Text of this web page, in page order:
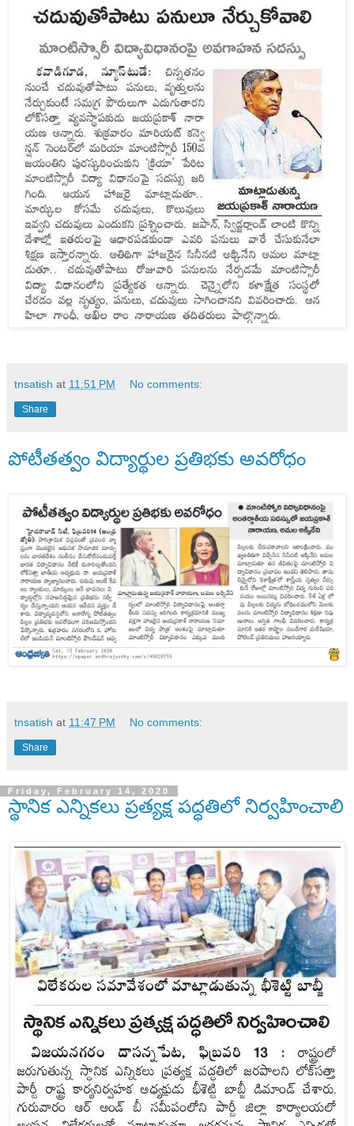
tnsatish at 11:51 PM No comments:
Share
పోటీతత్వం విద్యార్థుల ప్రతిభకు అవరోధం
tnsatish at 11:47 PM No comments:
Share
Friday, February 14, 2020
స్థానిక ఎన్నికలు ప్రత్యక్ష పద్ధతిలో నిర్వహించాలి